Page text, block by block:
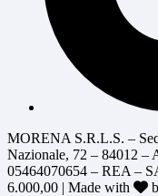
MORENA S.R.L.S. –
Nazionale, 72 – 84012 –
05464070654 – REA –
6.000,00 | Made with